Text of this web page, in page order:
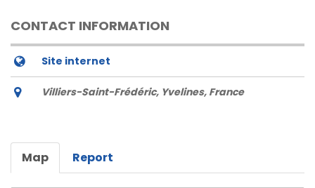
CONTACT INFORMATION
Site internet
Villiers-Saint-Frédéric, Yvelines, France
Map Report